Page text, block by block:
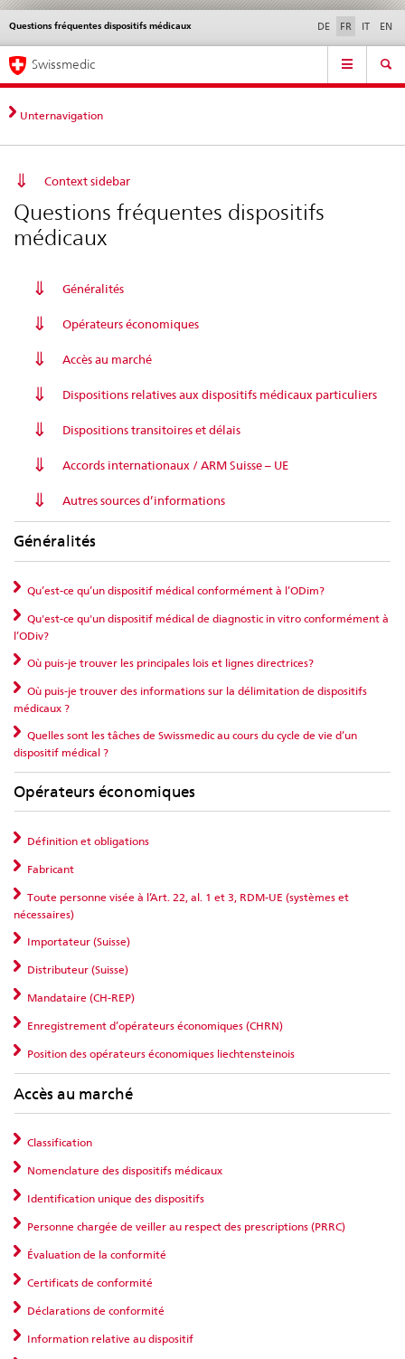
Navigation
directe:
actualités,
bases
contact
Actualités & Mises à
normes
Contact | Support &
aide
Questions fréquentes dispositifs médicaux DE FR IT EN
Service
Navigation
Swissmedic
Unternavigation
Context sidebar
Questions fréquentes dispositifs
médicaux
Généralités
Opérateurs économiques
Accès au marché
Dispositions relatives aux dispositifs médicaux particuliers
Dispositions transitoires et délais
Accords internationaux / ARM Suisse – UE
Autres sources d’informations
Généralités
Qu’est-ce qu’un dispositif médical conformément à l’ODim?
Qu'est-ce qu'un dispositif médical de diagnostic in vitro conformément à
l’ODiv?
Où puis-je trouver les principales lois et lignes directrices?
Où puis-je trouver des informations sur la délimitation de dispositifs
médicaux ?
Quelles sont les tâches de Swissmedic au cours du cycle de vie d’un
dispositif médical ?
Opérateurs économiques
Définition et obligations
Fabricant
Toute personne visée à l’Art. 22, al. 1 et 3, RDM-UE (systèmes et
nécessaires)
Importateur (Suisse)
Distributeur (Suisse)
Mandataire (CH-REP)
Enregistrement d’opérateurs économiques (CHRN)
Position des opérateurs économiques liechtensteinois
Accès au marché
Classification
Nomenclature des dispositifs médicaux
Identification unique des dispositifs
Personne chargée de veiller au respect des prescriptions (PRRC)
Évaluation de la conformité
Certificats de conformité
Déclarations de conformité
Information relative au dispositif